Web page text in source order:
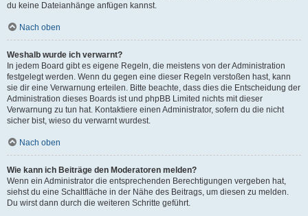
du keine Dateianhänge anfügen kannst.
Nach oben
Weshalb wurde ich verwarnt?
In jedem Board gibt es eigene Regeln, die meistens von der Administration
festgelegt werden. Wenn du gegen eine dieser Regeln verstoßen hast, kann
sie dir eine Verwarnung erteilen. Bitte beachte, dass dies die Entscheidung der
Administration dieses Boards ist und phpBB Limited nichts mit dieser
Verwarnung zu tun hat. Kontaktiere einen Administrator, sofern du die nicht
sicher bist, wieso du verwarnt wurdest.
Nach oben
Wie kann ich Beiträge den Moderatoren melden?
Wenn ein Administrator die entsprechenden Berechtigungen vergeben hat,
siehst du eine Schaltfläche in der Nähe des Beitrags, um diesen zu melden.
Du wirst dann durch die weiteren Schritte geführt.